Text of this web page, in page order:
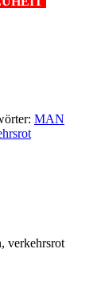
MAN
verkehrsrot